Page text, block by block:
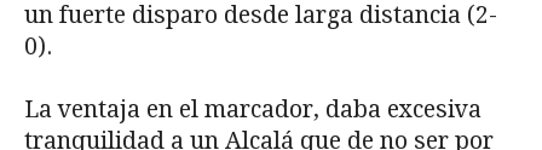
un fuerte disparo desde larga distancia (2-
0).
La ventaja en el marcador, daba excesiva
tranquilidad a un Alcalá que de no ser por